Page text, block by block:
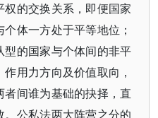
的交换关系，即便国家
体一方处于平等地位；
的国家与个体间的非平
用力方向及价值取向，
间谁为基础的抉择，直
公私法两大阵营之分的